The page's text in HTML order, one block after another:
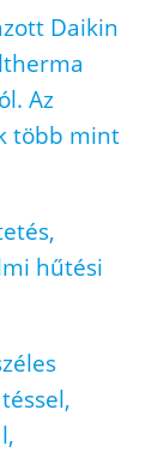
Daikin
Az
több mint
hűtési